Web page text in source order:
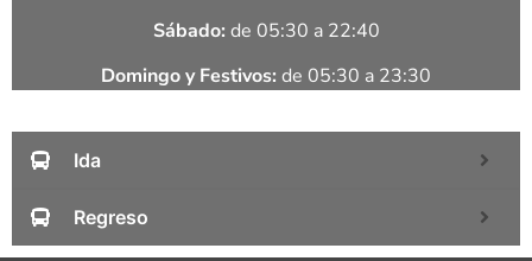
Sábado: de 05:30 a 22:40
Domingo y Festivos: de 05:30 a 23:30
Ida
Regreso